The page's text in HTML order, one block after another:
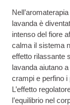
lavanda è
intenso del fiore
calma il sistema
effetto rilassante
lavanda aiutano
crampi e perfino i
L’effetto
l’equilibrio nel